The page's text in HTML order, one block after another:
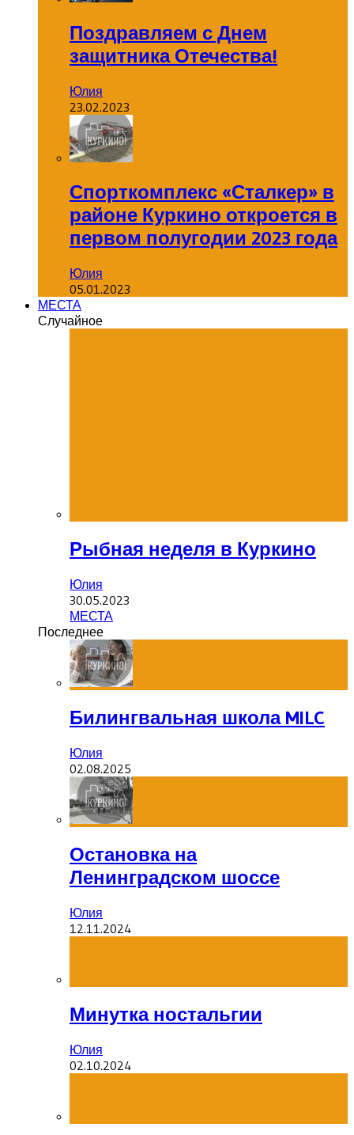
Поздравляем с Днем
защитника Отечества!
Юлия
23.02.2023
Спорткомплекс «Сталкер» в
районе Куркино откроется в
первом полугодии 2023 года
Юлия
05.01.2023
МЕСТА
Случайное
Рыбная неделя в Куркино
Юлия
30.05.2023
МЕСТА
Последнее
Билингвальная школа MILC
Юлия
02.08.2025
Остановка на
Ленинградском шоссе
Юлия
12.11.2024
Минутка ностальгии
Юлия
02.10.2024